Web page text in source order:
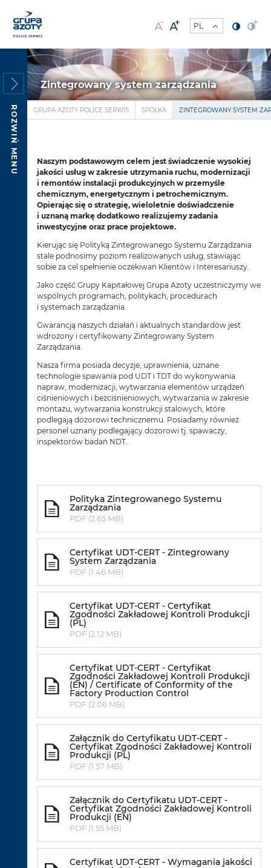
ROZWIŃ MENU
Zintegrowany system zarządzania
GRUPA AZOTY POLICE SERWIS SPÓŁKA ZINTEGROWANY SYSTEM
Naszym podstawowym celem jest świadczenie wysokiej
jakości usług w zakresie utrzymania ruchu, modernizacji
i remontów instalacji produkcyjnych w przemyśle
chemicznym, energetycznym i petrochemicznym.
Opierając się o strategię, wieloletnie doświadczenie
i uznaną markę dodatkowo realizujemy zadania
inwestycyjne oraz prace projektowe.
Kierując się Polityką Zintegrowanego Systemu Zarządzania
stale podnosimy poziom realizowanych usług, stawiając
sobie za cel spełnienie oczekiwań Klientów i Interesariuszy.
Jako część Grupy Kapitałowej Grupa Azoty uczestniczymy we
wspólnych programach, politykach, procedurach
i systemach zarządzania.
Gwarancją naszych działań i aktualnych standardów jest
wdrożony i certyfikowany Zintegrowany System
Zarządzania.
Nasza firma posiada decyzje, uprawnienia, uznane
technologie spawania pod UDT i TDT do wykonywania
napraw, modernizacji, wytwarzania elementów urządzeń
ciśnieniowych i bezciśnieniowych, wytwarzania w zakresie
montażu, wytwarzania konstrukcji stalowych, które
podlegają dozorowi technicznemu. Posiadamy również
personel uznany podlegający dozorowi tj. spawaczy,
inspektorów badań NDT.
Polityka Zintegrowanego Systemu
Zarządzania
PDF (2.65 MB)
Certyfikat UDT-CERT - Zintegrowany
System Zarządzania
PDF (1.46 MB)
Certyfikat UDT-CERT - Certyfikat
Zgodności Zakładowej Kontroli Produkcji
(PL)
PDF (2.12 MB)
Certyfikat UDT-CERT - Certyfikat
Zgodności Zakładowej Kontroli Produkcji
(EN) / Certificate of Conformity of the
Factory Production Control
PDF (2.06 MB)
Załącznik do Certyfikatu UDT-CERT -
Certyfikat Zgodności Zakładowej Kontroli
Produkcji (PL)
PDF (1.57 MB)
Załącznik do Certyfikatu UDT-CERT -
Certyfikat Zgodności Zakładowej Kontroli
Produkcji (EN)
PDF (1.55 MB)
Certyfikat UDT-CERT - Wymagania jakości